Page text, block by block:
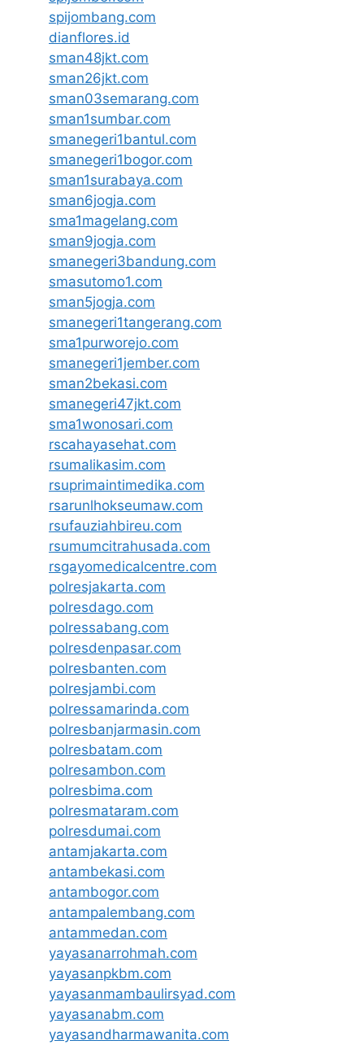
spijombang.com
dianflores.id
sman48jkt.com
sman26jkt.com
sman03semarang.com
sman1sumbar.com
smanegeri1bantul.com
smanegeri1bogor.com
sman1surabaya.com
sman6jogja.com
sma1magelang.com
sman9jogja.com
smanegeri3bandung.com
smasutomo1.com
sman5jogja.com
smanegeri1tangerang.com
sma1purworejo.com
smanegeri1jember.com
sman2bekasi.com
smanegeri47jkt.com
sma1wonosari.com
rscahayasehat.com
rsumalikasim.com
rsuprimaintimedika.com
rsarunlhokseumaw.com
rsufauziahbireu.com
rsumumcitrahusada.com
rsgayomedicalcentre.com
polresjakarta.com
polresdago.com
polressabang.com
polresdenpasar.com
polresbanten.com
polresjambi.com
polressamarinda.com
polresbanjarmasin.com
polresbatam.com
polresambon.com
polresbima.com
polresmataram.com
polresdumai.com
antamjakarta.com
antambekasi.com
antambogor.com
antampalembang.com
antammedan.com
yayasanarrohmah.com
yayasanpkbm.com
yayasanmambaulirsyad.com
yayasanabm.com
yayasandharmawanita.com